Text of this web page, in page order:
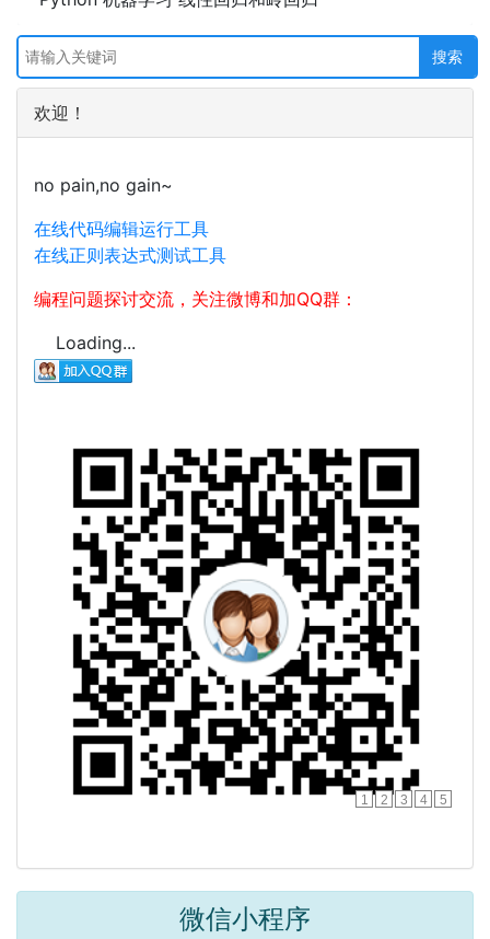
欢迎！
no pain,no gain~
在线代码编辑运行工具
在线正则表达式测试工具
编程问题探讨交流，关注微博和加QQ群：
Loading...
1 2 3 4 5
微信小程序